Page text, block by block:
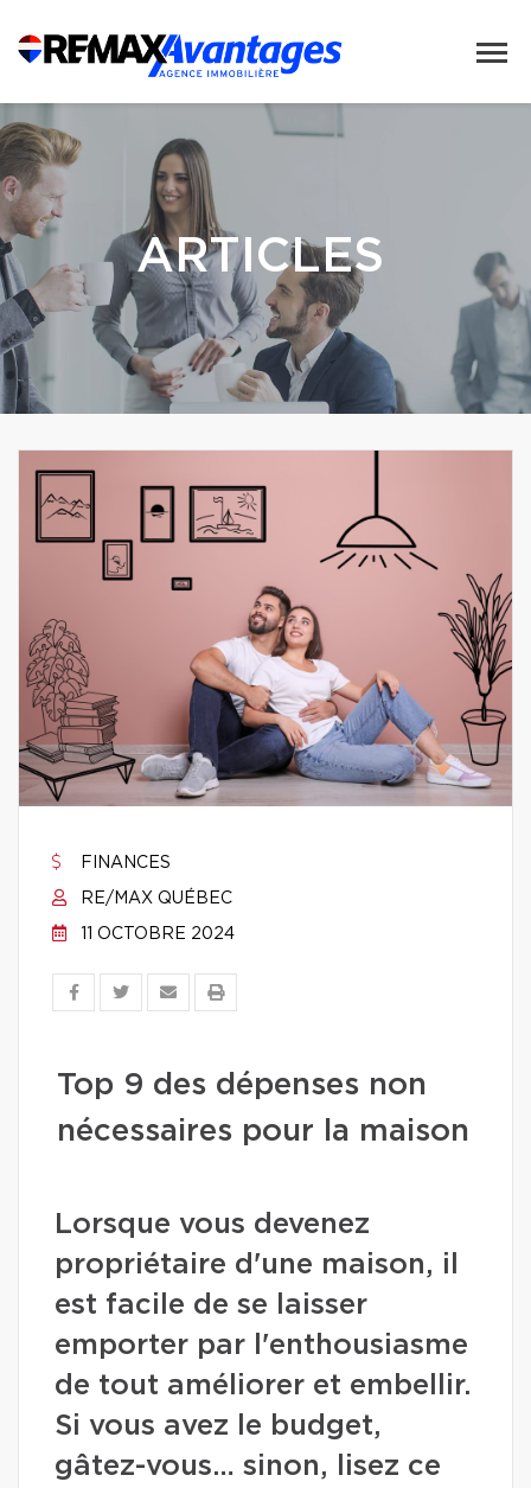
ARTICLES
FINANCES
RE/MAX QUÉBEC
11 OCTOBRE 2024
Top 9 des dépenses non
nécessaires pour la maison
Lorsque vous devenez
propriétaire d'une maison, il
est facile de se laisser
emporter par l'enthousiasme
de tout améliorer et embellir.
Si vous avez le budget,
gâtez-vous… sinon, lisez ce